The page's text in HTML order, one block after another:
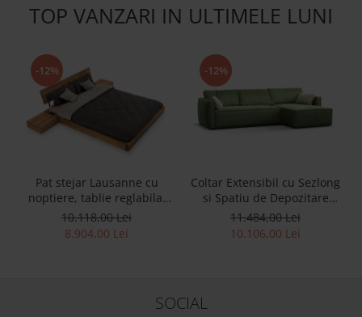
TOP VANZARI IN ULTIMELE LUNI
-12%
Pat stejar Lausanne cu
noptiere, tablie reglabila,
lemn masiv, stil
contemporan,
personalizabil
10.118,00 Lei
8.904,00 Lei
-12%
Coltar Extensibil cu Sezlong
si Spatiu de Depozitare
Esse Personalizabil 309cm
Stil Contemporan Cadru
Lemn Masiv Tapiterie Stofa
11.484,00 Lei
10.106,00 Lei
SOCIAL